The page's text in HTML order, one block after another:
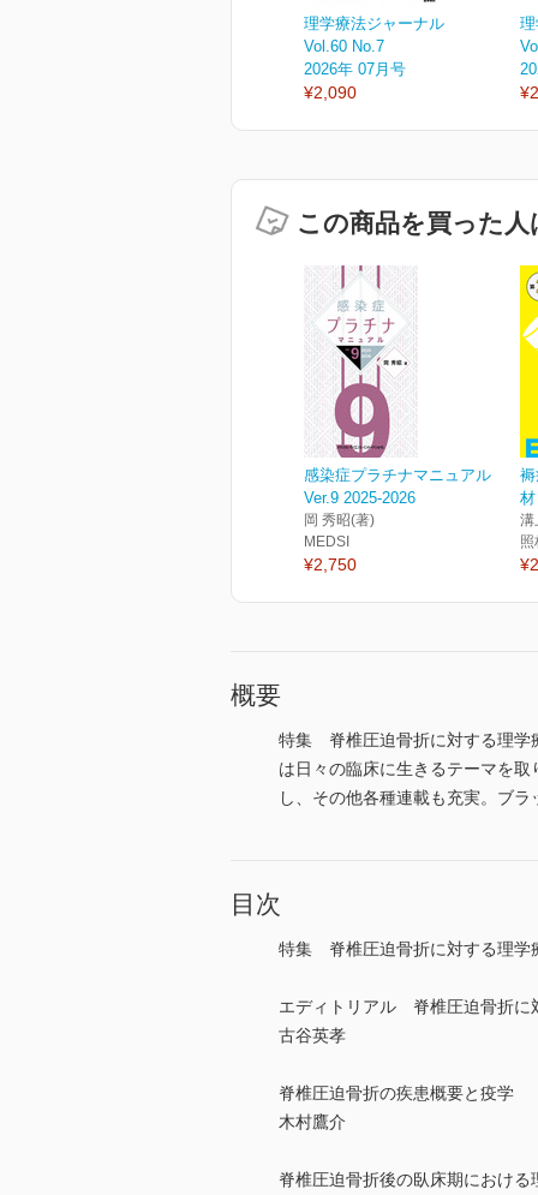
理学療法ジャーナル
Vol.60 No.7
2026年 07月号
¥2,090
この商品を買った
感染症プラチナマニュアル
Ver.9 2025-2026
岡 秀昭(著)
MEDSI
¥2,750
溝
照
概要
特集 脊椎圧迫骨折に対する理学
は日々の臨床に生きるテーマを
し、その他各種連載も充実。ブ
目次
特集 脊椎圧迫骨折に対する理学
エディトリアル 脊椎圧迫骨折に
古谷英孝
脊椎圧迫骨折の疾患概要と疫学
木村鷹介
脊椎圧迫骨折後の臥床期における